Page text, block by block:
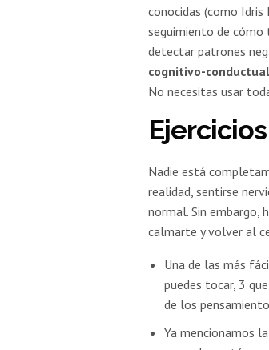
conocidas (como Idris
seguimiento de cómo
detectar patrones
cognitivo-
No necesitas usar
Nadie está
realidad, sentirse
normal. Sin embargo,
calmarte y volver al
Una de las más
puedes tocar, 3
de los
Ya mencionamos